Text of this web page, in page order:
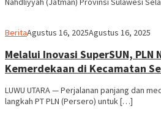
BeritaIlham
Agustus 16, 2025Agustus 16, 2025
Melalui Inovasi SuperSUN, PLN
Kemerdekaan di Kecamatan
LUWU UTARA — Perjalanan panjang dan
langkah PT PLN (Persero) untuk […]